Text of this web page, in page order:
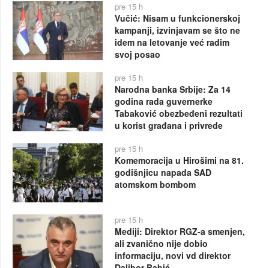
pre 15 h
Vučić: Nisam u funkcionerskoj
kampanji, izvinjavam se što ne
idem na letovanje već radim
svoj posao
pre 15 h
Narodna banka Srbije: Za 14
godina rada guvernerke
Tabaković obezbeđeni rezultati
u korist građana i privrede
pre 15 h
Komemoracija u Hirošimi na 81.
godišnjicu napada SAD
atomskom bombom
pre 15 h
Mediji: Direktor RGZ-a smenjen,
ali zvanično nije dobio
informaciju, novi vd direktor